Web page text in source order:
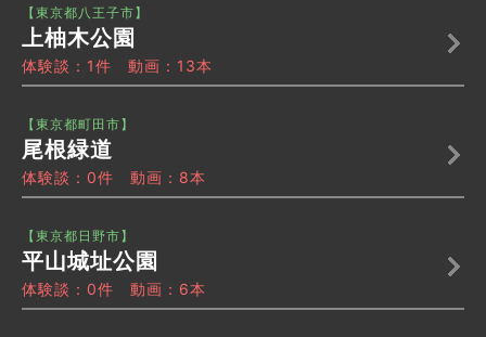
【東京都八王子市】
上柚木公園
体験談：1件 動画：13本
【東京都町田市】
尾根緑道
体験談：0件 動画：8本
【東京都日野市】
平山城址公園
体験談：0件 動画：6本